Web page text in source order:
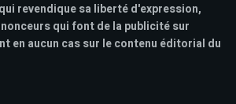
revendique sa liberté d'expression,
qui font de la publicité sur
en aucun cas sur le contenu éditorial du